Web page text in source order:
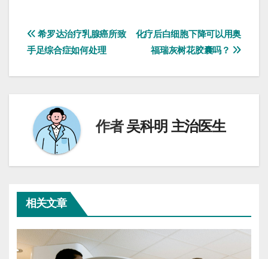
文
章
航
化疗后白细胞下降可以用奥
福瑞灰树花胶囊吗？
希罗达治疗乳腺癌所致
手足综合症如何处理
作者吴科明 主治医生
相关文章